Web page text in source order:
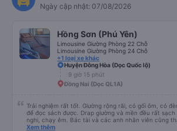
Ngày cập nhật: 07/08/2026
Hồng Sơn (Phú Yên)
Limousine Giường Phòng 22 Chỗ
Limousine Giường Phòng 24 Chỗ
+1 loại xe khác
Huyện Đông Hòa (Dọc Quốc lộ)
9 giờ 15 phút
Đồng Nai (Dọc QL1A)
Trải nghiệm rất tốt. Giường rộng rãi, có gối ôm, có
để đọc sách được. Drap giường và mền đều rất sạch
nghi, chạy êm. Bác tài và các anh nhân viên cũng
trung chuyển về nội thành thành phố tuy hoà rất
Xem thêm